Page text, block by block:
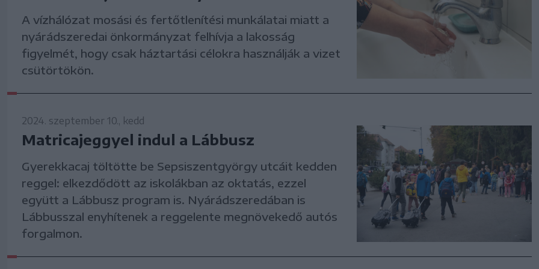
A vízhálózat mosási és fertőtlenítési munkálatai miatt a
nyárádszeredai önkormányzat felhívja a lakosság
figyelmét, hogy csak háztartási célokra használják a vizet
csütörtökön.
2024. szeptember 10., kedd
Matricajeggyel indul a Lábbusz
Gyerekkacaj töltötte be Sepsiszentgyörgy utcáit kedden
reggel: elkezdődött az iskolákban az oktatás, ezzel
együtt a Lábbusz program is. Nyárádszeredában is
Lábbusszal enyhítenek a reggelente megnövekedő autós
forgalmon.